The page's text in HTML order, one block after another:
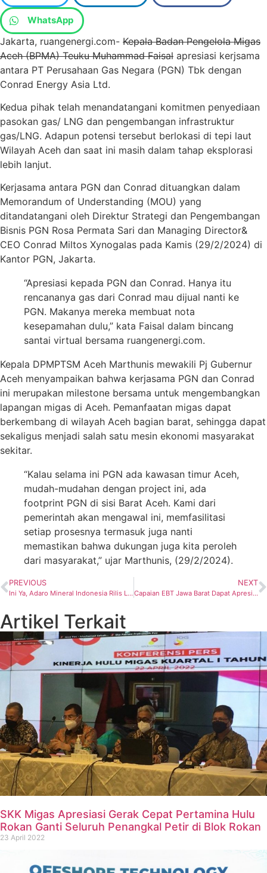
WhatsApp
Jakarta, ruangenergi.com- Kepala Badan Pengelola Migas
Aceh (BPMA) Teuku Muhammad Faisal apresiasi kerjsama
antara PT Perusahaan Gas Negara (PGN) Tbk dengan
Conrad Energy Asia Ltd.
Kedua pihak telah menandatangani komitmen penyediaan
pasokan gas/ LNG dan pengembangan infrastruktur
gas/LNG. Adapun potensi tersebut berlokasi di tepi laut
Wilayah Aceh dan saat ini masih dalam tahap eksplorasi
lebih lanjut.
Kerjasama antara PGN dan Conrad dituangkan dalam
Memorandum of Understanding (MOU) yang
ditandatangani oleh Direktur Strategi dan Pengembangan
Bisnis PGN Rosa Permata Sari dan Managing Director&
CEO Conrad Miltos Xynogalas pada Kamis (29/2/2024) di
Kantor PGN, Jakarta.
“Apresiasi kepada PGN dan Conrad. Hanya itu
rencananya gas dari Conrad mau dijual nanti ke
PGN. Makanya mereka membuat nota
kesepamahan dulu,” kata Faisal dalam bincang
santai virtual bersama ruangenergi.com.
Kepala DPMPTSM Aceh Marthunis mewakili Pj Gubernur
Aceh menyampaikan bahwa kerjasama PGN dan Conrad
ini merupakan milestone bersama untuk mengembangkan
lapangan migas di Aceh. Pemanfaatan migas dapat
berkembang di wilayah Aceh bagian barat, sehingga dapat
sekaligus menjadi salah satu mesin ekonomi masyarakat
sekitar.
“Kalau selama ini PGN ada kawasan timur Aceh,
mudah-mudahan dengan project ini, ada
footprint PGN di sisi Barat Aceh. Kami dari
pemerintah akan mengawal ini, memfasilitasi
setiap prosesnya termasuk juga nanti
memastikan bahwa dukungan juga kita peroleh
dari masyarakat,” ujar Marthunis, (29/2/2024).
PREVIOUS
Ini Ya, Adaro Mineral Indonesia Rilis Laporan Keuangan 2023
NEXT
Capaian EBT Jawa Barat Dapat Apresiasi dari Sekjen DEN
Artikel Terkait
SKK Migas Apresiasi Gerak Cepat Pertamina Hulu
Rokan Ganti Seluruh Penangkal Petir di Blok Rokan
23 April 2022